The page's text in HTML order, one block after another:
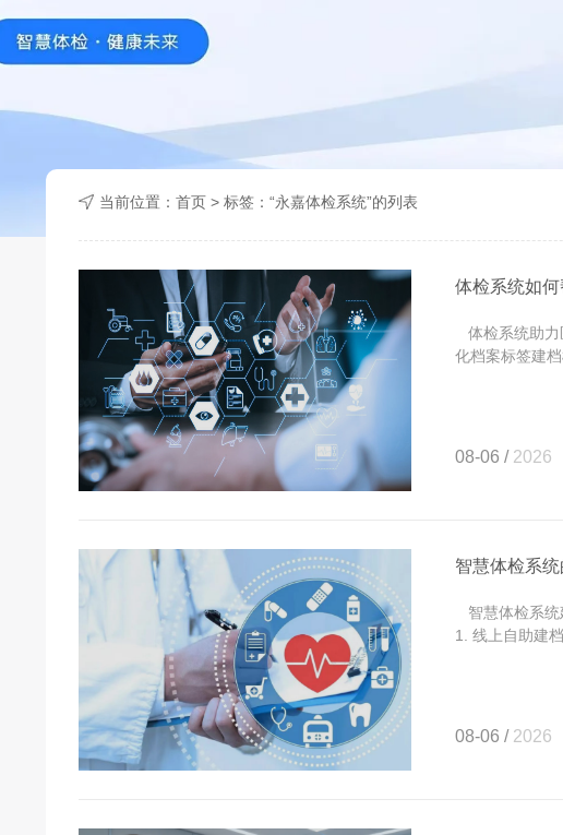
当前位置： 首页 > 标签：“永嘉体检系统”的列表
体检系统如
体检系统助力
化档案标签建
08-06 /2026
智慧体检系
智慧体检系统
1. 线上自助建
08-06 /2026